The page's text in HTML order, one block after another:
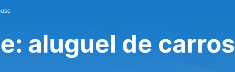
aluguel de carros